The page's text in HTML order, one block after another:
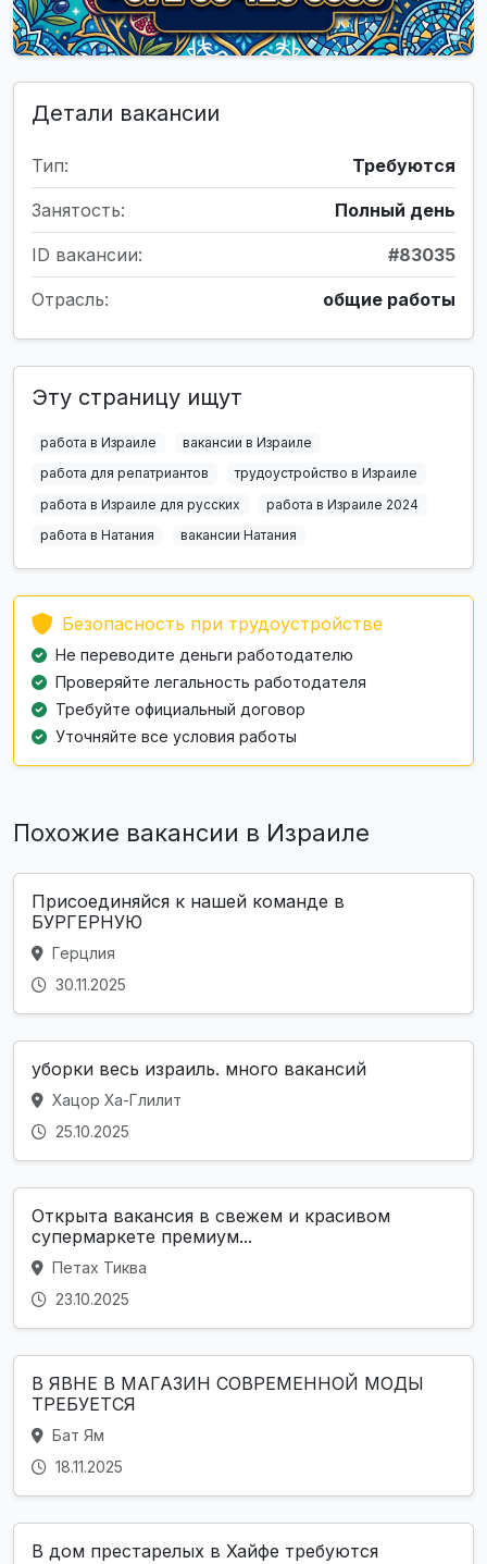
Детали вакансии
Тип: Требуются
Занятость: Полный день
ID вакансии: #83035
Отрасль: общие работы
Эту страницу ищут
работа в Израиле
вакансии в Израиле
работа для репатриантов
трудоустройство в Израиле
работа в Израиле для русских
работа в Израиле 2024
работа в Натания
вакансии Натания
Безопасность при трудоустройстве
Не переводите деньги работодателю
Проверяйте легальность работодателя
Требуйте официальный договор
Уточняйте все условия работы
Похожие вакансии в Израиле
Присоединяйся к нашей команде в
БУРГЕРНУЮ
Герцлия
30.11.2025
уборки весь израиль. много вакансий
Хацор Ха-Глилит
25.10.2025
Открыта вакансия в свежем и красивом
супермаркете премиум...
Петах Тиква
23.10.2025
В ЯВНЕ В МАГАЗИН СОВРЕМЕННОЙ МОДЫ
ТРЕБУЕТСЯ
Бат Ям
18.11.2025
В дом престарелых в Хайфе требуются